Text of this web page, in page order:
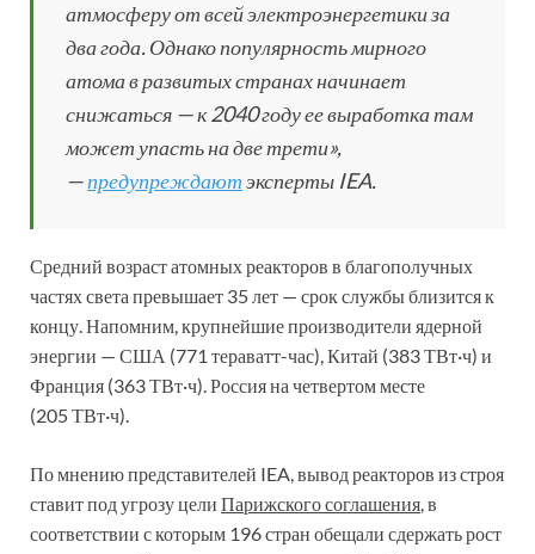
атмосферу от всей электроэнергетики за
два года. Однако популярность мирного
атома в развитых странах начинает
снижаться — к 2040 году ее выработка там
может упасть на две трети»,
—предупреждаютэксперты IEA.
Средний возраст атомных реакторов в благополучных
частях света превышает 35 лет — срок службы близится к
концу. Напомним, крупнейшие производители ядерной
энергии — США (771 тераватт-час), Китай (383 ТВт·ч) и
Франция (363 ТВт·ч). Россия на четвертом месте
(205 ТВт·ч).
По мнению представителей IEA, вывод реакторов из строя
ставит под угрозу цели Парижского соглашения, в
соответствии с которым 196 стран обещали сдержать рост